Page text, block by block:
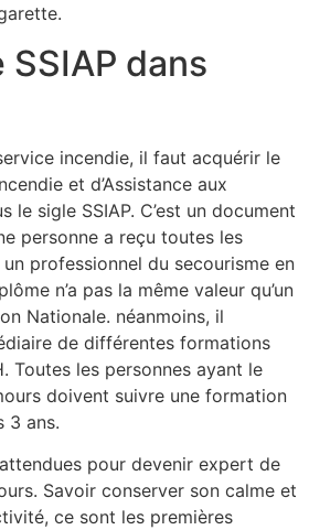
dans
incendie, il faut acquérir le
et d’Assistance aux
le sigle SSIAP. C’est un document
personne a reçu toutes les
professionnel du secourisme en
n’a pas la même valeur qu’un
Nationale. néanmoins, il
de différentes formations
Toutes les personnes ayant le
doivent suivre une formation
3 ans.
pour devenir expert de
Savoir conserver son calme et
ce sont les premières